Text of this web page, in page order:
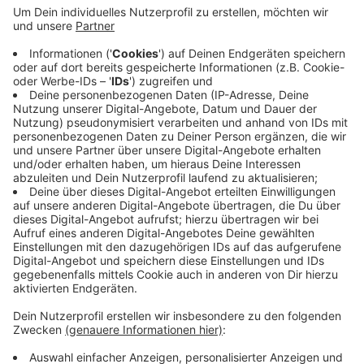
Anzeige
Unsere niederländische Nachbarprovinz Gelderland hat
deshalb eine offizielle Badewarnung ausgesprochen.
Vom Schwimmen in der grünlich schimmernden
Oberflächenschicht wird demnach dringend abgeraten.
Die Bakterien können Hautreizungen sowie Magen-
Darm-Beschwerden verursachen – besonders bei
Kindern besteht Gesundheitsgefahr.
Anzeige
Anzeige